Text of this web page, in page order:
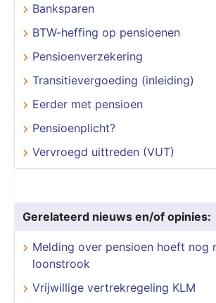
Banksparen
BTW-heffing op pensioenen
Pensioenverzekering
Transitievergoeding (inleiding)
Eerder met pensioen
Pensioenplicht?
Vervroegd uittreden (VUT)
Gerelateerd nieuws en/of opinies:
Melding over pensioen hoeft nog
loonstrook
Vrijwillige vertrekregeling KLM